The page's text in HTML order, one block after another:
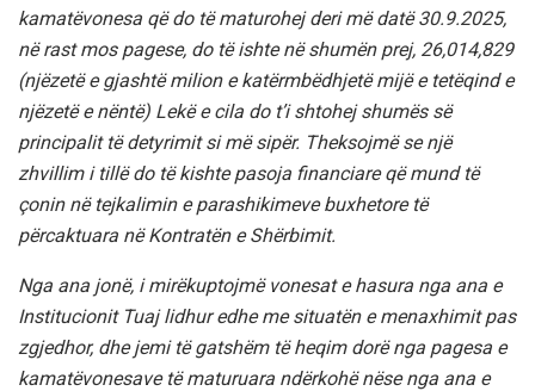
kamatëvonesa që do të maturohej deri më datë 30.9.2025,
në rast mos pagese, do të ishte në shumën prej, 26,014,829
(njëzetë e gjashtë milion e katërmbëdhjetë mijë e tetëqind e
njëzetë e nëntë) Lekë e cila do t’i shtohej shumës së
principalit të detyrimit si më sipër. Theksojmë se një
zhvillim i tillë do të kishte pasoja financiare që mund të
çonin në tejkalimin e parashikimeve buxhetore të
përcaktuara në Kontratën e Shërbimit.
Nga ana jonë, i mirëkuptojmë vonesat e hasura nga ana e
Institucionit Tuaj lidhur edhe me situatën e menaxhimit pas
zgjedhor, dhe jemi të gatshëm të heqim dorë nga pagesa e
kamatëvonesave të maturuara ndërkohë nëse nga ana e